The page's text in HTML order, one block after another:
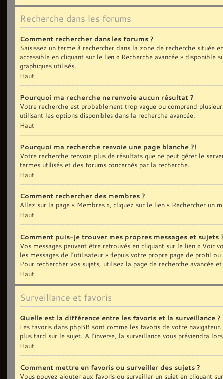
Recherche dans les forums
Comment rechercher dans les forums ?
Saisissez un terme à rechercher dans la zone de recherche située
accessible en cliquant sur le lien « Recherche avancée » disponible
graphiques utilisés.
Haut
Pourquoi ma recherche ne renvoie aucun résultat ?
Votre recherche est probablement trop vague ou comprend
utilisant les options disponibles dans la recherche avancée.
Haut
Pourquoi ma recherche renvoie une page blanche ?!
Votre recherche renvoie plus de résultats que ne peut gérer le
termes utilisés et des forums concernés par la recherche.
Haut
Comment rechercher des membres ?
Allez sur la page « Membres », cliquez sur le lien « Rechercher un
Haut
Comment puis-je trouver mes propres messages et sujets
Vos messages peuvent être retrouvés en cliquant sur le lien « Voir
les messages de l’utilisateur » depuis votre propre page de profil
Pour rechercher vos sujets, utilisez la page de recherche avancée
Haut
Surveillance et favoris
Quelle est la différence entre les favoris et la surveillance ?
Les favoris dans phpBB sont comme les favoris de votre
plus tard sur le sujet. A l’inverse, la surveillance vous préviendra
Haut
Comment mettre en favoris ou surveiller des sujets ?
Vous pouvez ajouter aux favoris ou surveiller un sujet en cliquant